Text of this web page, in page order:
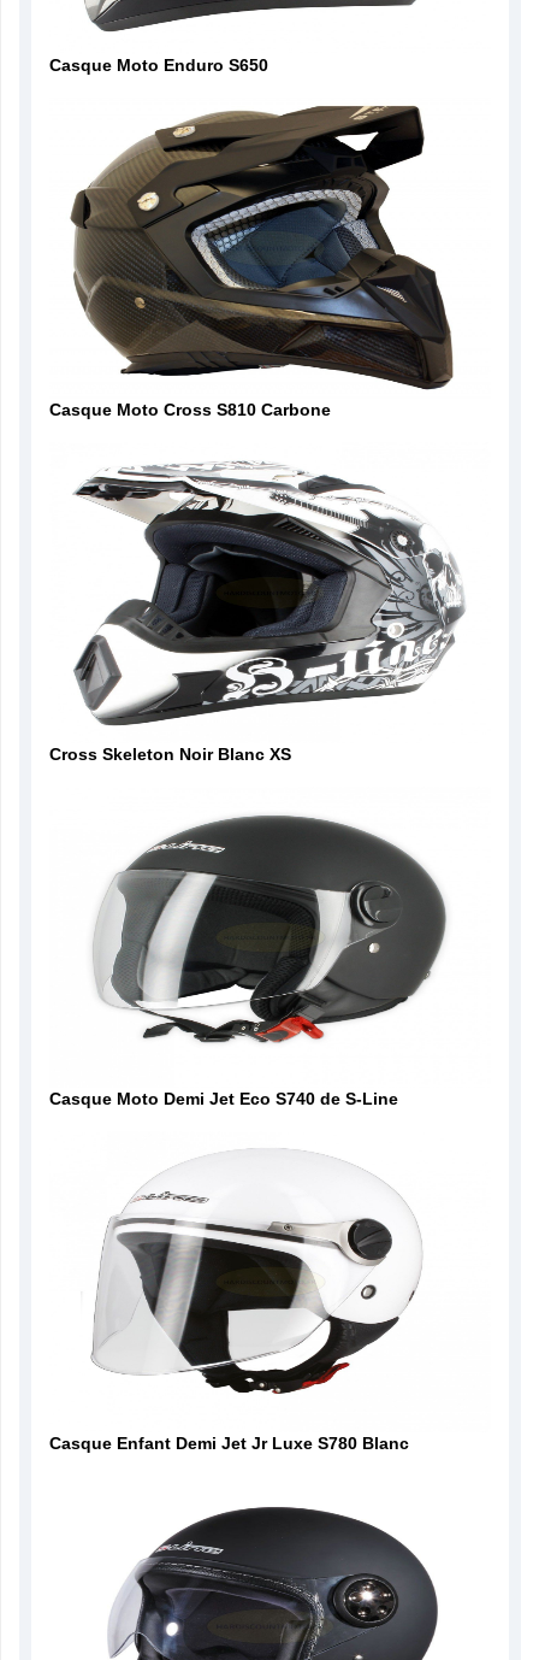
Casque Moto Enduro S650
Casque Moto Cross S810 Carbone
Cross Skeleton Noir Blanc XS
Casque Moto Demi Jet Eco S740 de S-Line
Casque Enfant Demi Jet Jr Luxe S780 Blanc